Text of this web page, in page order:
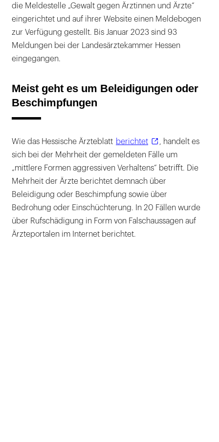
die Meldestelle „Gewalt gegen Ärztinnen und Ärzte“
eingerichtet und auf ihrer Website einen Meldebogen
zur Verfügung gestellt. Bis Januar 2023 sind 93
Meldungen bei der Landesärztekammer Hessen
eingegangen.
Meist geht es um Beleidigungen oder
Beschimpfungen
Wie das Hessische Ärzteblatt berichtet
, handelt es
sich bei der Mehrheit der gemeldeten Fälle um
„mittlere Formen aggressiven Verhaltens“ betrifft. Die
Mehrheit der Ärzte berichtet demnach über
Beleidigung oder Beschimpfung sowie über
Bedrohung oder Einschüchterung. In 20 Fällen wurde
über Rufschädigung in Form von Falschaussagen auf
Ärzteportalen im Internet berichtet.